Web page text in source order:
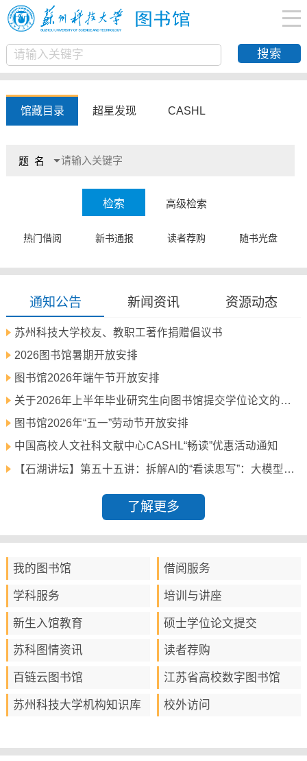
馆藏目录 超星发现 CASHL
检索 高级检索
热门借阅 新书通报 读者荐购 随书光盘
温馨提示：馆藏目录可检索本校纸质馆藏图书、CADAL电子图书。
级检索。通知公告 新闻资讯 资源动态
苏州科技大学校友、教职工著作捐赠倡议书
2026图书馆暑期开放安排
图书馆2026年端午节开放安排
关于2026年上半年毕业研究生向图书馆提交学位论文的通知
图书馆2026年“五一”劳动节开放安排
中国高校人文社科文献中心CASHL“畅读”优惠活动通知
【石湖讲坛】第五十五讲：拆解AI的“看读思写”：大模型能力框架与垂直领域应用探索
了解更多
我的图书馆 借阅服务
学科服务 培训与讲座
新生入馆教育 硕士学位论文提交
苏科图情资讯 读者荐购
百链云图书馆 江苏省高校数字图书馆
苏州科技大学机构知识库 校外访问